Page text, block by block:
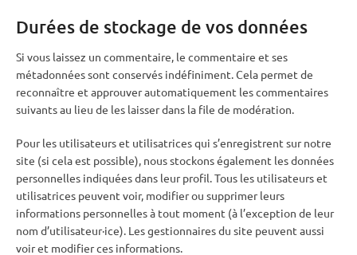
Durées de stockage de vos données
Si vous laissez un commentaire, le commentaire et ses
métadonnées sont conservés indéfiniment. Cela permet de
reconnaître et approuver automatiquement les commentaires
suivants au lieu de les laisser dans la file de modération.
Pour les utilisateurs et utilisatrices qui s’enregistrent sur notre
site (si cela est possible), nous stockons également les données
personnelles indiquées dans leur profil. Tous les utilisateurs et
utilisatrices peuvent voir, modifier ou supprimer leurs
informations personnelles à tout moment (à l’exception de leur
nom d’utilisateur·ice). Les gestionnaires du site peuvent aussi
voir et modifier ces informations.